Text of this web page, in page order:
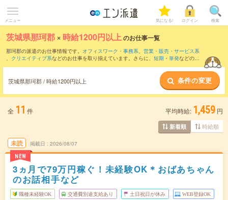
メニュー 気になる! ログイン 検索
茨城県那珂郡 × 時給1200円以上のお仕事一覧
那珂郡の派遣のお仕事情報です。 オフィスワーク・事務系、 営業・販売・サービス系
、 クリエイティブ系などのお仕事を取り揃えています。さらに、 短期 ・ 単発などの期
茨城県那珂郡 / 時給1200円以上 条件の変更
全 11 件 平均時給: 1,459 円
新着順 時給順
未読
NEW
掲載日 2026/08/07
3ヵ月で79万円稼ぐ！未経験OK＊おばあちゃん
のお話相手など
職種未経験OK 交通費別途支給あり 土日祝日が休み WEB登録OK